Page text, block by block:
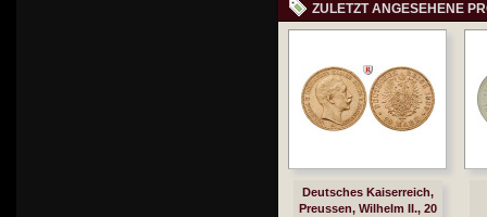
ZULETZT ANGESEHENE
Deutsches Kaiserreich,
Preussen, Wilhelm II., 20